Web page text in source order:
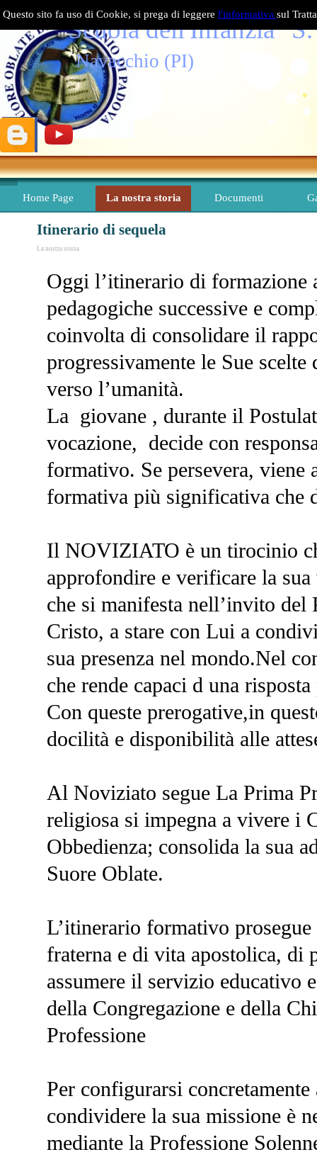
Questo sito fa uso di Cookie, si prega di leggere l'informativa sul
Scuola dell'Infanzia
Navacchio (PI)
Home Page La nostra storia ▼
Documenti
Itinerario di sequela
La nostra storia
Oggi l’itinerario di formazione
pedagogiche successive e
coinvolta di consolidare il
progressivamente le Sue
verso l’umanità.
La giovane , durante il
vocazione, decide con
formativo. Se persevera,
formativa più significativa che
Il NOVIZIATO è un tirocinio
approfondire e verificare la
che si manifesta nell’invito del
Cristo, a stare con Lui a
sua presenza nel mondo.Nel
che rende capaci d una
Con queste prerogative,in
docilità e disponibilità alle
Al Noviziato segue La Prima
religiosa si impegna a vivere i
Obbedienza; consolida la sua
Suore Oblate.
L’itinerario formativo
fraterna e di vita apostolica, di
assumere il servizio educativo
della Congregazione e della
Professione
Per configurarsi
condividere la sua missione è
mediante la Professione